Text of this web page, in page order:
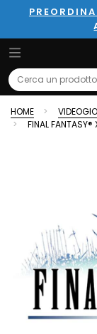
Search
HOME
FINAL FANTASY®